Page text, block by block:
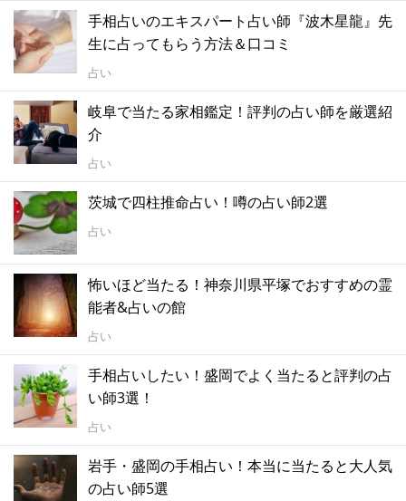
手相占いのエキスパート占い師『波木星龍』先
生に占ってもらう方法＆口コミ
占い
岐阜で当たる家相鑑定！評判の占い師を厳選紹
介
占い
茨城で四柱推命占い！噂の占い師2選
占い
怖いほど当たる！神奈川県平塚でおすすめの霊
能者&占いの館
占い
手相占いしたい！盛岡でよく当たると評判の占
い師3選！
占い
岩手・盛岡の手相占い！本当に当たると大人気
の占い師5選